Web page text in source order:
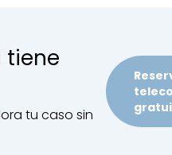
tiene
tu caso sin